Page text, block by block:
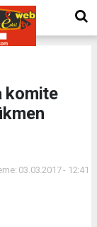
komite
03.03.2017 - 12:41